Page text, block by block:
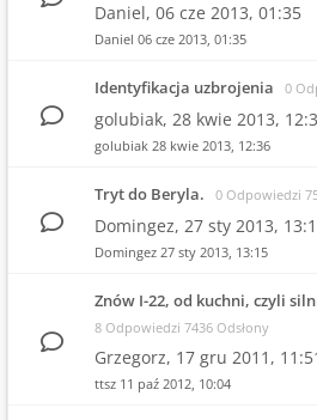
Daniel, 06 cze 2013, 01:35
Daniel 06 cze 2013, 01:35
Identyfikacja uzbrojenia 0
golubiak, 28 kwie 2013,
golubiak 28 kwie 2013, 12:36
Tryt do Beryla. 0 Odpowiedzi
Domingez, 27 sty 2013,
Domingez 27 sty 2013, 13:15
Znów I-22, od kuchni, czyli
8 Odpowiedzi 7436 Odsłony
Grzegorz, 17 gru 2011,
ttsz 11 paź 2012, 10:04